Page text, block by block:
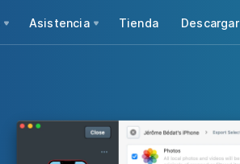
Asistencia Tienda Descargar